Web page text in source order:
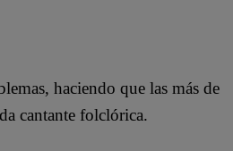
haciendo que las más de
cantante folclórica.